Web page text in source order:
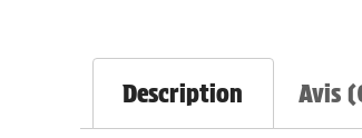
Description Avis